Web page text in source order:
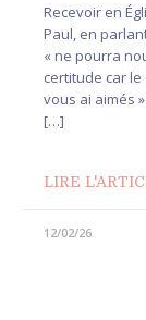
Recevoir en
Paul, en
« ne pourra
certitude car le
vous ai aimés
[…]
LIRE
12/02/26